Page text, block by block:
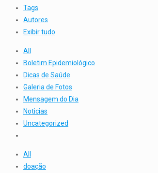
Tags
Autores
Exibir tudo
All
Boletim Epidemiológico
Dicas de Saúde
Galeria de Fotos
Mensagem do Dia
Noticias
Uncategorized
All
doação